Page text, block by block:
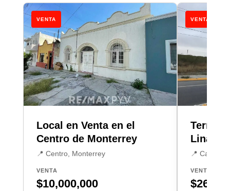
VENTA
Local en Venta en el
Centro de Monterrey
📍 Centro, Monterrey
VENTA
$10,000,000
VENTA
Linares
📍
VENTA